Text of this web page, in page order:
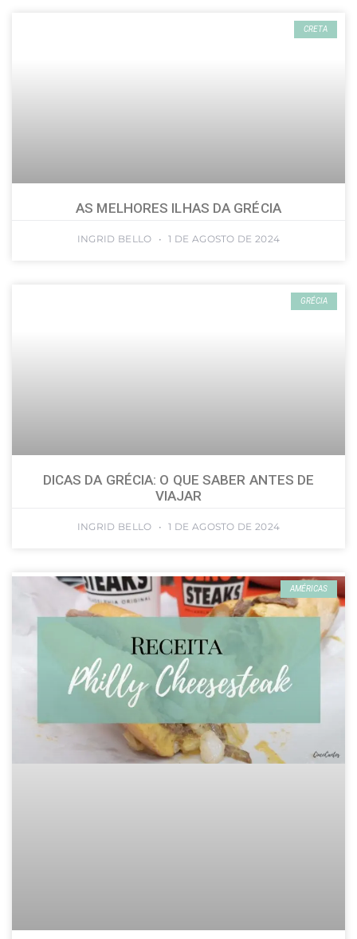
CRETA
AS MELHORES ILHAS DA GRÉCIA
INGRID BELLO 1 DE AGOSTO DE 2024
GRÉCIA
DICAS DA GRÉCIA: O QUE SABER ANTES DE
VIAJAR
INGRID BELLO 1 DE AGOSTO DE 2024
AMÉRICAS